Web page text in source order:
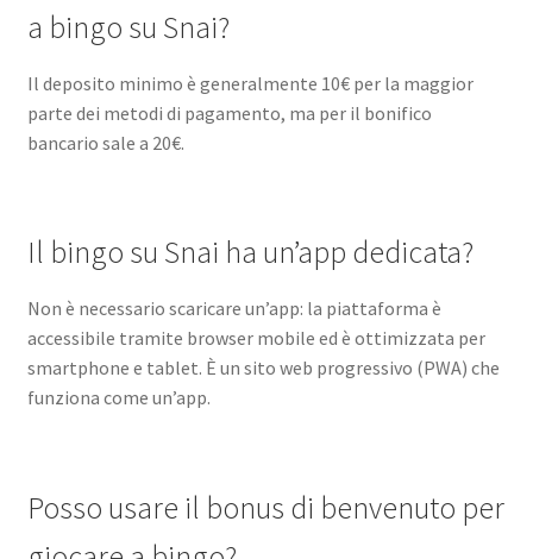
a bingo su Snai?
Il deposito minimo è generalmente 10€ per la maggior
parte dei metodi di pagamento, ma per il bonifico
bancario sale a 20€.
Il bingo su Snai ha un’app dedicata?
Non è necessario scaricare un’app: la piattaforma è
accessibile tramite browser mobile ed è ottimizzata per
smartphone e tablet. È un sito web progressivo (PWA) che
funziona come un’app.
Posso usare il bonus di benvenuto per